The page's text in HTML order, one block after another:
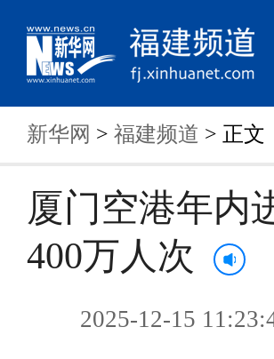
新华网 > 福建频道 > 正文
厦门空港年内
400万人次
2025-12-15